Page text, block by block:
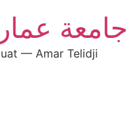
جامعة
— Amar Telidji